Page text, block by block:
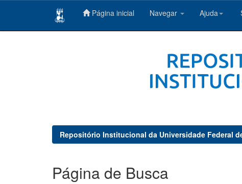
Página inicial Navegar Ajuda
Repositório Institucional da Universidade Federal
Página de Busca